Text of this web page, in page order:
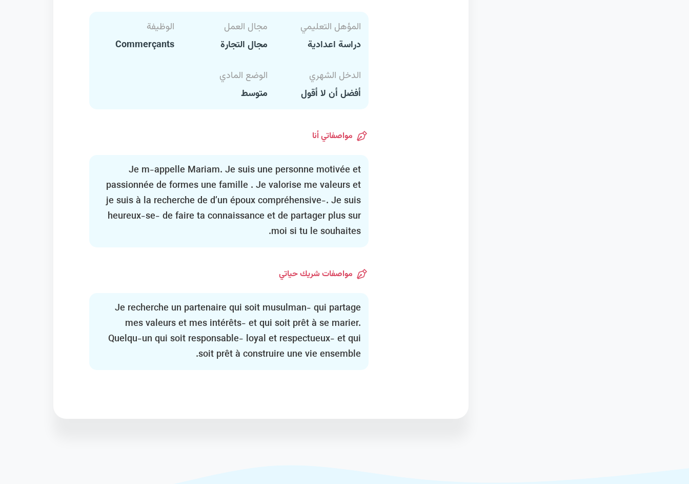
المؤهل التعليمي
دراسة اعدادية
مجال العمل
مجال التجارة
الوظيفة
Commerçants
الدخل الشهري
أفضل أن لا أقول
الوضع المادي
متوسط
مواصفاتي أنا
Je m-appelle Mariam. Je suis une personne motivée et
passionnée de formes une famille . Je valorise me valeurs et
je suis à la recherche de d’un époux compréhensive-. Je suis
heureux-se- de faire ta connaissance et de partager plus sur
moi si tu le souhaites.
مواصفات شريك حياتي
Je recherche un partenaire qui soit musulman- qui partage
mes valeurs et mes intérêts- et qui soit prêt à se marier.
Quelqu-un qui soit responsable- loyal et respectueux- et qui
soit prêt à construire une vie ensemble.